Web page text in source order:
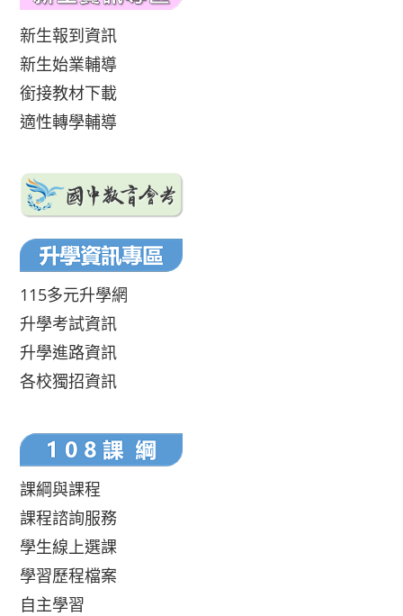
新生報到資訊
新生始業輔導
銜接教材下載
適性轉學輔導
115多元升學網
升學考試資訊
升學進路資訊
各校獨招資訊
課綱與課程
課程諮詢服務
學生線上選課
學習歷程檔案
自主學習